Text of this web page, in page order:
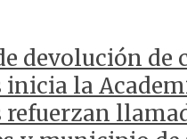
devolución de
la